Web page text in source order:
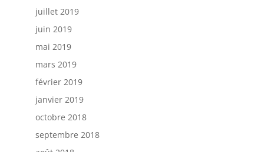
juillet 2019
juin 2019
mai 2019
mars 2019
février 2019
janvier 2019
octobre 2018
septembre 2018